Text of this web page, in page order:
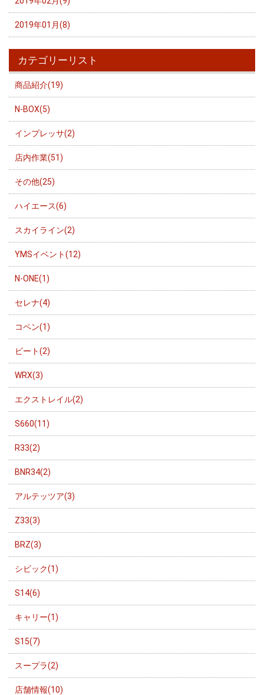
2019年01月(8)
カテゴリーリスト
商品紹介(19)
N-BOX(5)
インプレッサ(2)
店内作業(51)
その他(25)
ハイエース(6)
スカイライン(2)
YMSイベント(12)
N-ONE(1)
セレナ(4)
コペン(1)
ビート(2)
WRX(3)
エクストレイル(2)
S660(11)
R33(2)
BNR34(2)
アルテッツア(3)
Z33(3)
BRZ(3)
シビック(1)
S14(6)
キャリー(1)
S15(7)
スープラ(2)
店舗情報(10)